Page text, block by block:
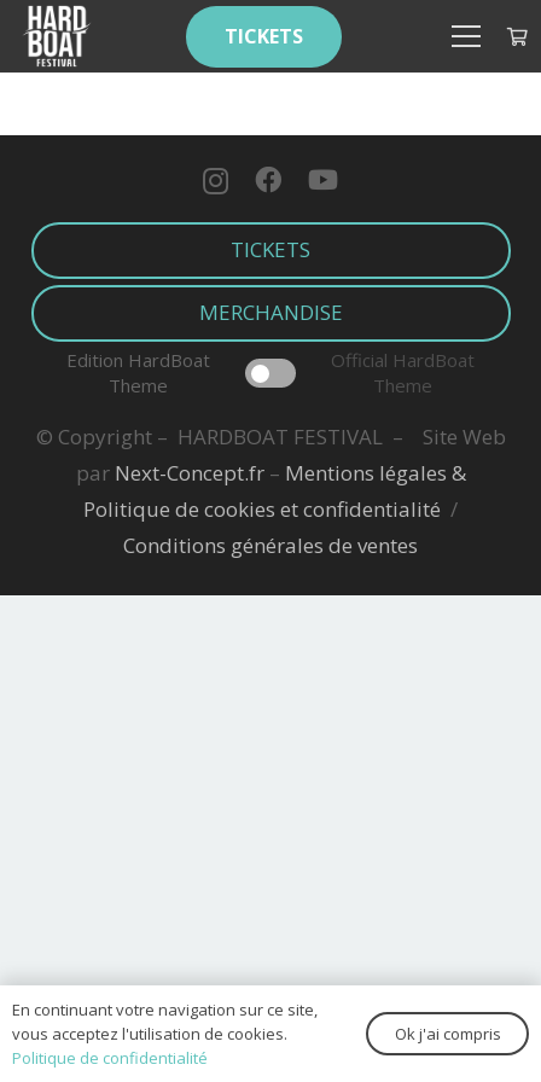
TICKETS
TICKETS
MERCHANDISE
Edition HardBoat
Theme
Official HardBoat
Theme
© Copyright – HARDBOAT FESTIVAL –
Site Web
par Next-Concept.fr– Mentions légales &
Politique de cookies et confidentialité /
Conditions générales de ventes
En continuant votre navigation sur ce site,
vous acceptez l'utilisation de cookies.
Politique de confidentialité
Ok j'ai compris